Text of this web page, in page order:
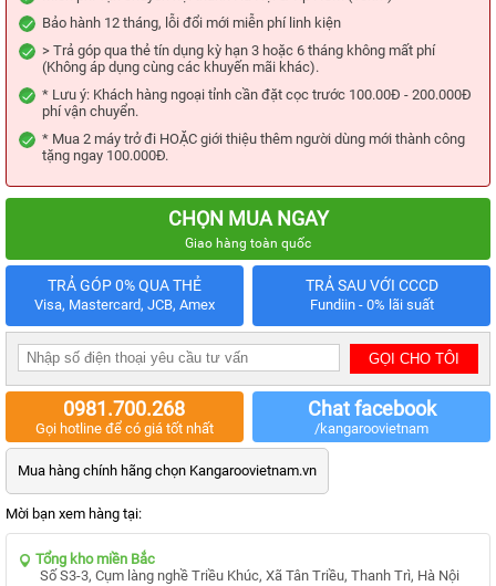
THIẾT
BỊ
KANGAROO
BÌNH
NÓNG
KHUYẾN
TIN
TỨC
SỰ
TƯ
VẤN
HƯỚNG
DẪN
CHƯƠNG
TRÌNH
KANGAROO
Bảo hành 12 tháng, lỗi đổi mới miễn phí linh kiện
> Trả góp qua thẻ tín dụng kỳ hạn 3 hoặc 6 tháng không mất phí
(Không áp dụng cùng các khuyến mãi khác).
* Lưu ý: Khách hàng ngoại tỉnh cần đặt cọc trước 100.00Đ - 200.000Đ
phí vận chuyển.
* Mua 2 máy trở đi HOẶC giới thiệu thêm người dùng mới thành công
tặng ngay 100.000Đ.
CHỌN MUA NGAY
Giao hàng toàn quốc
TRẢ GÓP 0% QUA THẺ
Visa, Mastercard, JCB, Amex
TRẢ SAU VỚI CCCD
Fundiin - 0% lãi suất
0981.700.268
Gọi hotline để có giá tốt nhất
Chat facebook
/kangaroovietnam
Mua hàng chính hãng chọn Kangaroovietnam.vn
Mời bạn xem hàng tại:
Tổng kho miền Bắc
Số S3-3, Cụm làng nghề Triều Khúc, Xã Tân Triều, Thanh Trì, Hà Nội